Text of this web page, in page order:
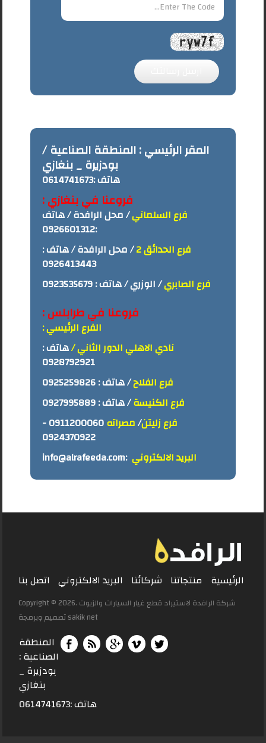
المقر الرئيسي : المنطقة الصناعية /
بودزيرة _ بنغازي
هاتف :0614741673
فروعنا في بنغازي :
فرع السلماني/ محل الرافدة / هاتف
:
0926601312
فرع الحدائق 2 / محل الرافدة / هاتف :
0926413443
فرع الصابري/ الوزري / هاتف :0923535679
فروعنا في طرابلس :
الفرع الرئيسي :
نادي الاهلي الدور الثاني /هاتف :
0928792921
فرع الفلاح/ هاتف :0925259826
فرع الكنيسة/ هاتف :0927995889
فرع زليتن/مصراته0911200060
-
0924370922
البريد الالكتروني:
info@alrafeeda.com
اتصل بنا البريد الالكتروني شركائنا منتجاتنا الرئيسية
Copyright © 2026. شركة الرافدة لاستيراد قطع غيار السيارات والزيوت
sakik net
المنطقة
الصناعية :
بودزيرة _
بنغازي
هاتف :0614741673